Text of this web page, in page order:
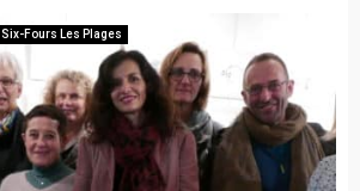
Six-Fours Les Plages